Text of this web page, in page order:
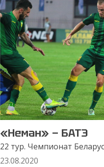
«Неман» — БАТЭ
22 тур. Чемпионат
23.08.2020